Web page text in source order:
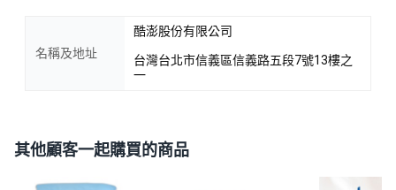
名稱及地址
酷澎股份有限公司
台灣台北市信義區信義路五段7號13樓之
一
其他顧客一起購買的商品